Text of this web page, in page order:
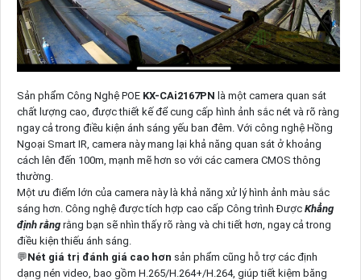
Sản phẩm Công Nghệ POE KX-CAi2167PN là một camera quan sát
chất lượng cao, được thiết kế để cung cấp hình ảnh sắc nét và rõ ràng
ngay cả trong điều kiện ánh sáng yếu ban đêm. Với công nghệ Hồng
Ngoại Smart IR, camera này mang lại khả năng quan sát ở khoảng
cách lên đến 100m, mạnh mẽ hơn so với các camera CMOS thông
thường.
Một ưu điểm lớn của camera này là khả năng xử lý hình ảnh màu sắc
sáng hơn. Công nghệ được tích hợp cao cấp Công trình Được Khẳng
định rằngrằng bạn sẽ nhìn thấy rõ ràng và chi tiết hơn, ngay cả trong
điều kiện thiếu ánh sáng.
💬Nét giá trị đánh giá cao hơn sản phẩm cũng hỗ trợ các định
dạng nén video, bao gồm H.265/H.264+/H.264, giúp tiết kiệm băng